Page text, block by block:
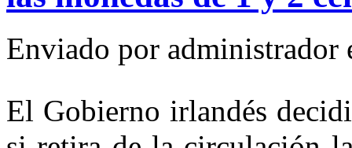
Enviado por administrador
El Gobierno irlandés